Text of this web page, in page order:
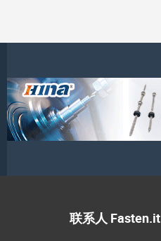
联系人 Fasten.it